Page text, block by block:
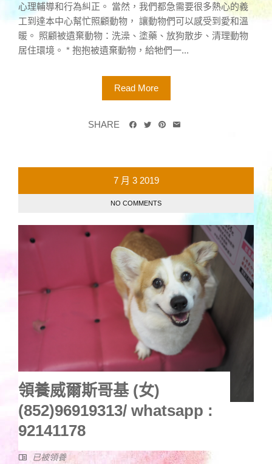
心理輔導和行為糾正。 當然，我們都急需要很多熱心的義
工到達本中心幫忙照顧動物， 讓動物們可以感受到愛和溫
暖。 照顧被遺棄動物：洗澡、塗藥、放狗散步、清理動物
居住環境。 * 抱抱被遺棄動物，給牠們一...
Read More
SHARE
7 月 3 2019
NO COMMENTS
領養威爾斯哥基 (女)
(852)96919313/ whatsapp :
92141178
已被領養